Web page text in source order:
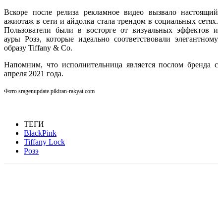
Вскоре после релиза рекламное видео вызвало настоящий
ажиотаж в сети и айдолка стала трендом в социальных сетях.
Пользователи были в восторге от визуальных эффектов и
ауры Розэ, которые идеально соответствовали элегантному
образу Tiffany & Co.
Напомним, что исполнительница является послом бренда с
апреля 2021 года.
Фото sragenupdate.pikiran-rakyat.com
ТЕГИ
BlackPink
Tiffany Lock
Розэ